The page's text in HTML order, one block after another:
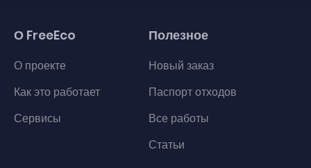
О FreeEco
О проекте
Как это работает
Сервисы
Полезное
Новый заказ
Паспорт отходов
Все работы
Статьи